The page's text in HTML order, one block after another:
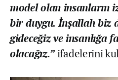
model olan insanların
bir duygu. İnşallah biz
gideceğiz ve insanlığa
olacağız.” ifadelerini